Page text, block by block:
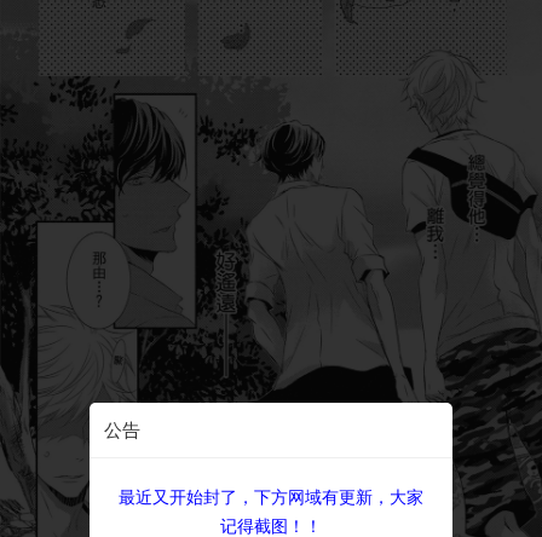
公告
最近又开始封了，下方网域有更新，大家
记得截图！！